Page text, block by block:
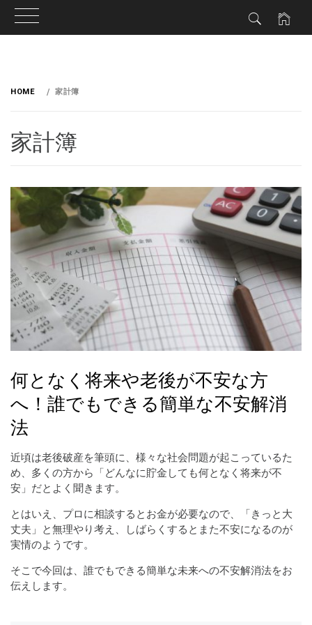
HOME 家計簿
家計簿
何となく将来や老後が不安な方
へ！誰でもできる簡単な不安解消
法
近頃は老後破産を筆頭に、様々な社会問題が起こっているた
め、多くの方から「どんなに貯金しても何となく将来が不
安」だとよく聞きます。
とはいえ、プロに相談するとお金が必要なので、「きっと大
丈夫」と無理やり考え、しばらくするとまた不安になるのが
実情のようです。
そこで今回は、誰でもできる簡単な未来への不安解消法をお
伝えします。